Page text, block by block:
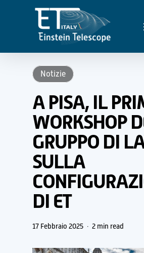
content
Notizie
A PISA, IL
WORKSHOP
GRUPPO DI
SULLA
DI ET
17 Febbraio 2025 2 min read